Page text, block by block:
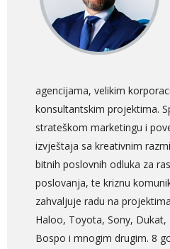
agencijama, velikim
konsultantskim projektima.
strateškom marketingu i
izvještaja sa kreativnim
bitnih poslovnih odluka za
poslovanja, te kriznu
zahvaljuje radu na
Haloo, Toyota, Sony, Dukat,
Bospo i mnogim drugim. 8